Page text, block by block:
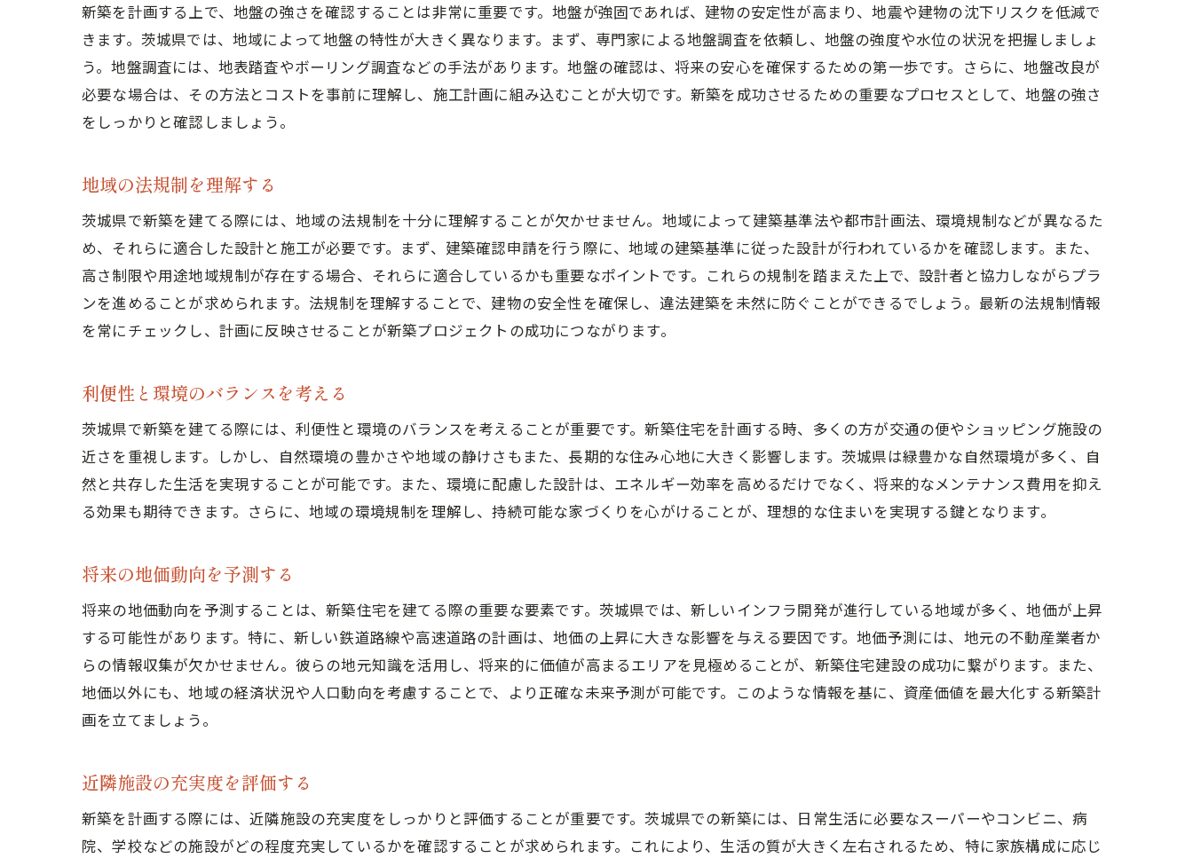
家族のライフスタイルに合ったプラン
スマートホームの導入を検討する
地域特有の建築スタイルを活かす
予算オーバーを防ぐための工夫
必要資金の具体的な見積もり方法
補助金や優遇制度の活用法
資金計画の見直しポイント
茨城県での新築に適した地域の特徴と魅力を活かす方法
地域コミュニティとの関わり方
交通の利便性を重視する
住民の口コミを活用する
地域資源を活用した生活
契約前に確認すべき重要事項
アフターサービスの充実度を評価
施工スケジュールの確認方法
自然エネルギーを活用した住宅
新築を計画する上で、地盤の強さを確認することは非常に重要です。地盤が強固であれば、建物の安定性が高まり、地震や建物の沈下リスクを低減で
きます。茨城県では、地域によって地盤の特性が大きく異なります。まず、専門家による地盤調査を依頼し、地盤の強度や水位の状況を把握しましょ
う。地盤調査には、地表踏査やボーリング調査などの手法があります。地盤の確認は、将来の安心を確保するための第一歩です。さらに、地盤改良が
必要な場合は、その方法とコストを事前に理解し、施工計画に組み込むことが大切です。新築を成功させるための重要なプロセスとして、地盤の強さ
をしっかりと確認しましょう。
地域の法規制を理解する
茨城県で新築を建てる際には、地域の法規制を十分に理解することが欠かせません。地域によって建築基準法や都市計画法、環境規制などが異なるた
め、それらに適合した設計と施工が必要です。まず、建築確認申請を行う際に、地域の建築基準に従った設計が行われているかを確認します。また、
高さ制限や用途地域規制が存在する場合、それらに適合しているかも重要なポイントです。これらの規制を踏まえた上で、設計者と協力しながらプラ
ンを進めることが求められます。法規制を理解することで、建物の安全性を確保し、違法建築を未然に防ぐことができるでしょう。最新の法規制情報
を常にチェックし、計画に反映させることが新築プロジェクトの成功につながります。
利便性と環境のバランスを考える
茨城県で新築を建てる際には、利便性と環境のバランスを考えることが重要です。新築住宅を計画する時、多くの方が交通の便やショッピング施設の
近さを重視します。しかし、自然環境の豊かさや地域の静けさもまた、長期的な住み心地に大きく影響します。茨城県は緑豊かな自然環境が多く、自
然と共存した生活を実現することが可能です。また、環境に配慮した設計は、エネルギー効率を高めるだけでなく、将来的なメンテナンス費用を抑え
る効果も期待できます。さらに、地域の環境規制を理解し、持続可能な家づくりを心がけることが、理想的な住まいを実現する鍵となります。
将来の地価動向を予測する
将来の地価動向を予測することは、新築住宅を建てる際の重要な要素です。茨城県では、新しいインフラ開発が進行している地域が多く、地価が上昇
する可能性があります。特に、新しい鉄道路線や高速道路の計画は、地価の上昇に大きな影響を与える要因です。地価予測には、地元の不動産業者か
らの情報収集が欠かせません。彼らの地元知識を活用し、将来的に価値が高まるエリアを見極めることが、新築住宅建設の成功に繋がります。また、
地価以外にも、地域の経済状況や人口動向を考慮することで、より正確な未来予測が可能です。このような情報を基に、資産価値を最大化する新築計
画を立てましょう。
近隣施設の充実度を評価する
新築を計画する際には、近隣施設の充実度をしっかりと評価することが重要です。茨城県での新築には、日常生活に必要なスーパーやコンビニ、病
院、学校などの施設がどの程度充実しているかを確認することが求められます。これにより、生活の質が大きく左右されるため、特に家族構成に応じ